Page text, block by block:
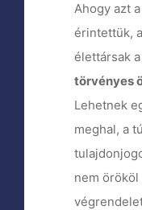
Ahogy azt
érintettük,
élettársak
törvényes
Lehetnek
meghal, a
nem örököl